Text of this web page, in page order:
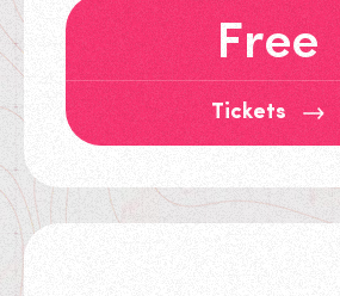
Free
Tickets
Tickets